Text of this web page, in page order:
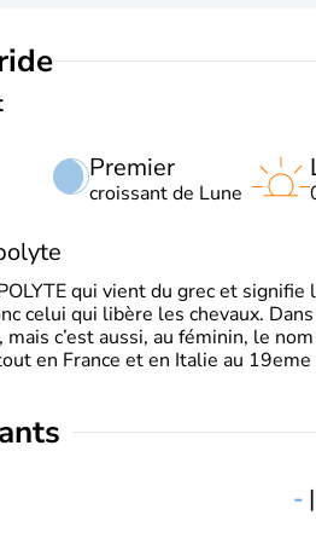
Premier
croissant de Lune
qui vient du grec et
celui qui libère les chevaux.
c’est aussi, au féminin, le
en France et en Italie au 19eme
- |